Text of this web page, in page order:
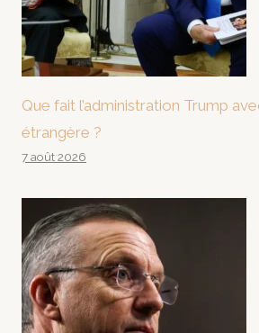
Que fait l’administration Trump
étrangère ?
7 août 2026